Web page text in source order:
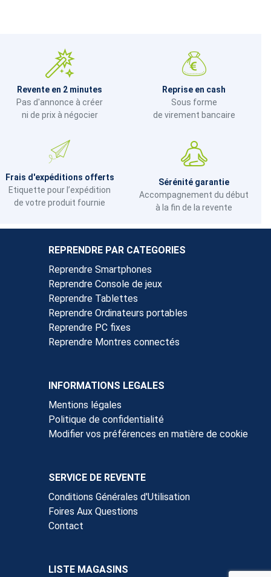
Revente en 2 minutes
Pas d'annonce à créer
ni de prix à négocier
Reprise en cash
Sous forme
de virement bancaire
Frais d'expéditions offerts
Etiquette pour l’expédition
de votre produit fournie
Sérénité garantie
Accompagnement du début
à la fin de la revente
REPRENDRE PAR CATEGORIES
Reprendre Smartphones
Reprendre Console de jeux
Reprendre Tablettes
Reprendre Ordinateurs portables
Reprendre PC fixes
Reprendre Montres connectés
INFORMATIONS LEGALES
Mentions légales
Politique de confidentialité
Modifier vos préférences en matière de cookie
SERVICE DE REVENTE
Conditions Générales d'Utilisation
Foires Aux Questions
Contact
LISTE MAGASINS